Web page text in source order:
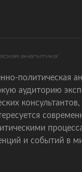
политическая
аудиторию
и событий в